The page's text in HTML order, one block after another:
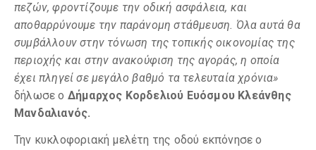
πεζών, φροντίζουμε την οδική ασφάλεια, και
αποθαρρύνουμε την παράνομη στάθμευση. Όλα αυτά θα
συμβάλλουν στην τόνωση της τοπικής οικονομίας της
περιοχής και στην ανακούφιση της αγοράς, η οποία
έχει πληγεί σε μεγάλο βαθμό τα τελευταία χρόνια»
δήλωσε ο Δήμαρχος Κορδελιού Ευόσμου Κλεάνθης
Μανδαλιανός.
Την κυκλοφοριακή μελέτη της οδού εκπόνησε ο